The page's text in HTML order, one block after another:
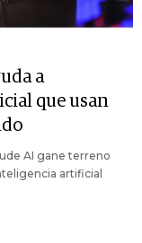
a
que usan
AI gane terreno
artificial